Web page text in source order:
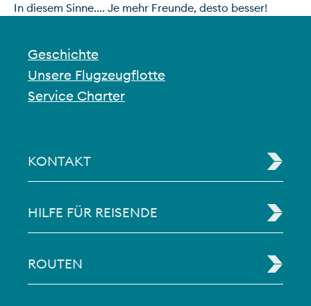
In diesem Sinne.... Je mehr Freunde, desto besser!
Geschichte
Unsere Flugzeugflotte
Service Charter
KONTAKT
HILFE FÜR REISENDE
ROUTEN